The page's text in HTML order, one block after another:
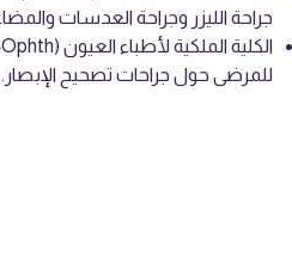
جراحة الليزر وجراحة العدسات
الكلية الملكية لأطباء العيون (RCOphth)
للمرضى حول جراحات تصحيح الإبصار.